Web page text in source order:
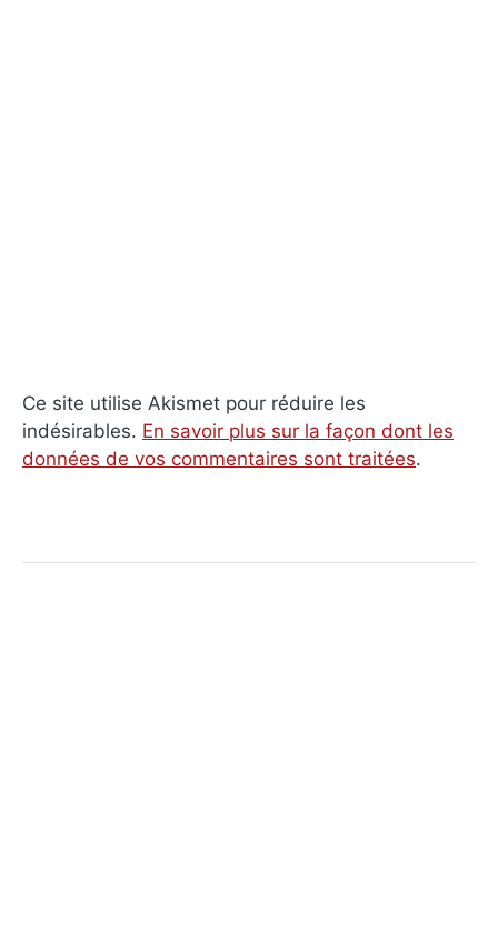
Ce site utilise Akismet pour réduire les
indésirables. En savoir plus sur la façon dont les
données de vos commentaires sont traitées.